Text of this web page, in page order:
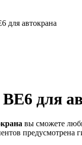
для автокрана
для
вы сможете
предусмотрена